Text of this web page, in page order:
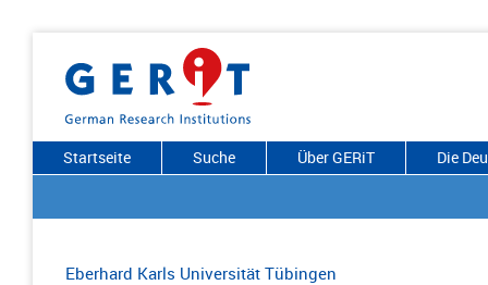
Startseite Suche Über GERiT Die
Eberhard Karls Universität Tübingen